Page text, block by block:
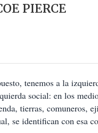
PIERCE
tenemos a la
social: en los
tierras, comuneros,
se identifican con esa